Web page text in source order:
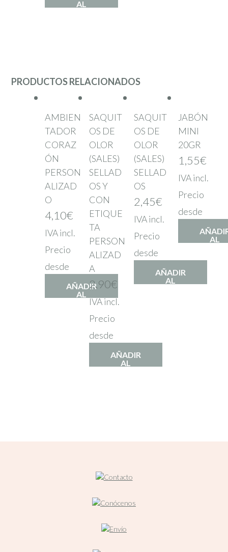
AL
PRODUCTOS RELACIONADOS
AMBIEN
TADOR
CORAZ
ÓN
PERSON
ALIZAD
O
4,10€
IVA incl.
Precio
desde
AÑADIR
AL
CARRITO
SAQUIT
OS DE
OLOR
(SALES)
SELLAD
OS Y
CON
ETIQUE
TA
PERSON
ALIZAD
A
2,90€
IVA incl.
Precio
desde
AÑADIR
AL
SAQUIT
OS DE
OLOR
(SALES)
SELLAD
OS
2,45€
IVA incl.
Precio
desde
AÑADIR
AL
JABÓN
MINI
20GR
1,55€
IVA incl.
Precio
desde
AL